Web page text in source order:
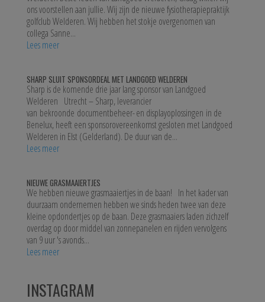
ons voorstellen aan jullie. Wij zijn de nieuwe fysiotherapiepraktijk
golfclub Welderen. Wij hebben het stokje overgenomen van
collega Sanne...
Lees meer
SHARP SLUIT SPONSORDEAL MET LANDGOED WELDEREN
Sharp is de komende drie jaar lang sponsor van Landgoed
Welderen Utrecht – Sharp, leverancier
van bekroonde documentbeheer- en displayoplossingen in de
Benelux, heeft een sponsorovereenkomst gesloten met Landgoed
Welderen in Elst (Gelderland). De duur van de...
Lees meer
NIEUWE GRASMAAIERTJES
We hebben nieuwe grasmaaiertjes in de baan! In het kader van
duurzaam ondernemen hebben we sinds heden twee van deze
kleine opdondertjes op de baan. Deze grasmaaiers laden zichzelf
overdag op door middel van zonnepanelen en rijden vervolgens
van 9 uur 's avonds...
Lees meer
INSTAGRAM